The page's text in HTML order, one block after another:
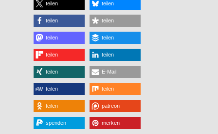
teilen teilen
teilen teilen
teilen teilen
teilen teilen
teilen E-Mail
teilen teilen
teilen patreon
spenden merken